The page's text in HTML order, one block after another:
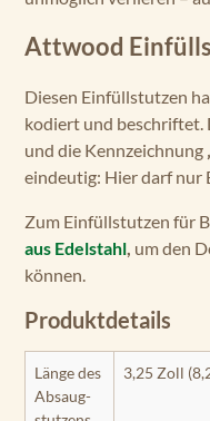
Attwood
Diesen Einfüllstutzen
kodiert und beschriftet.
und die Kennzeichnung
eindeutig: Hier darf nur
Zum Einfüllstutzen für
aus Edelstahl, um den
können.
Produktdetails
Länge des
Absaug­
3,25 Zoll